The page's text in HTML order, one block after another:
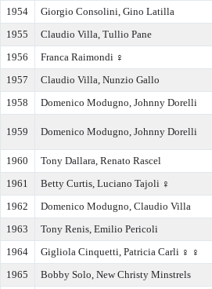
1954 Giorgio Consolini, Gino Latilla
1955
Claudio Villa, Tullio Pane
1956
Franca Raimondi ♀️
1957
Claudio Villa, Nunzio Gallo
1958
Domenico Modugno, Johnny Dorelli
1959 Domenico Modugno, Johnny Dorelli
1960
Tony Dallara, Renato Rascel
1961
Betty Curtis, Luciano Tajoli ♀️
1962
Domenico Modugno, Claudio Villa
1963
Tony Renis, Emilio Pericoli
1964
Gigliola Cinquetti, Patricia Carli ♀️ ♀️
1965
Bobby Solo, New Christy Minstrels